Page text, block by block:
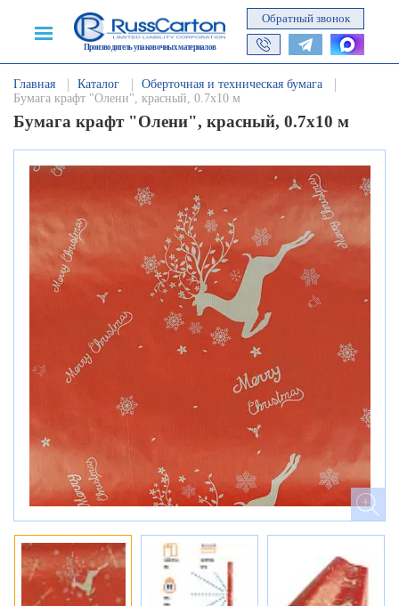
Производитель упаковочных материалов
Обратный звонок
Главная Каталог
Оберточная и техническая бумага
Бумага крафт "Олени", красный, 0.7х10 м
Бумага крафт "Олени", красный, 0.7х10 м